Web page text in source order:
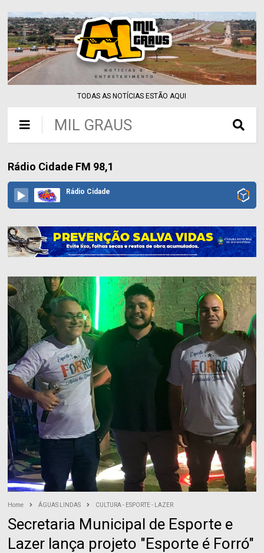
TODAS AS NOTÍCIAS ESTÃO AQUI
MIL GRAUS
Rádio Cidade FM 98,1
Rádio Cidade
Home ÁGUAS LINDAS CULTURA - ESPORTE - LAZER
Secretaria Municipal de Esporte e
Lazer lança projeto "Esporte é Forró"